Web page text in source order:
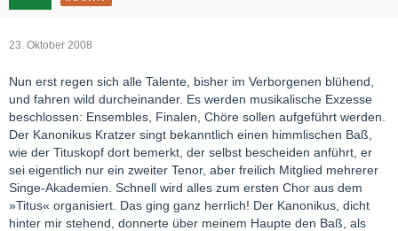
23. Oktober 2008
Nun erst regen sich alle Talente, bisher im Verborgenen blühend,
und fahren wild durcheinander. Es werden musikalische Exzesse
beschlossen: Ensembles, Finalen, Chöre sollen aufgeführt werden.
Der Kanonikus Kratzer singt bekanntlich einen himmlischen Baß,
wie der Tituskopf dort bemerkt, der selbst bescheiden anführt, er
sei eigentlich nur ein zweiter Tenor, aber freilich Mitglied mehrerer
Singe-Akademien. Schnell wird alles zum ersten Chor aus dem
»Titus« organisiert. Das ging ganz herrlich! Der Kanonikus, dicht
hinter mir stehend, donnerte über meinem Haupte den Baß, als